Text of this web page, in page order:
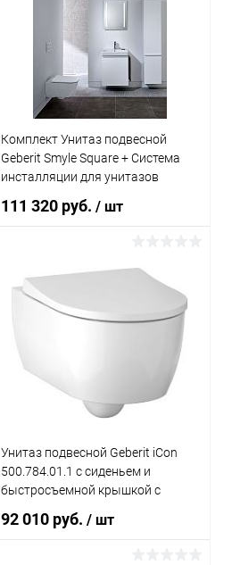
Купить в 1 клик
В избранное
Комплект Унитаз подвесной
Geberit Smyle Square + Система
инсталляции для унитазов
Geberit Duofix Платтенбау
458.125.11.1 4 в 1 с кнопкой
111 320 руб./ шт
Купить в 1 клик Сравнение
Под заказ
Унитаз подвесной Geberit iCon
500.784.01.1 с сиденьем и
быстросъемной крышкой с
микролифтом
92 010 руб./ шт